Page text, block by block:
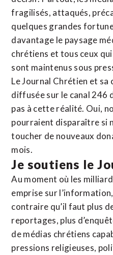
fragilisés, attaqués,
quelques grandes
davantage le paysage
chrétiens et tous ceux
sont maintenus sous
Le Journal Chrétien et sa
diffusée sur le canal 246
pas à cette réalité. Oui,
pourraient disparaître si
toucher de nouveaux
mois.
Je soutiens le
Au moment où les
emprise sur
contraire qu’il faut plus
reportages, plus
de médias chrétiens
pressions religieuses,